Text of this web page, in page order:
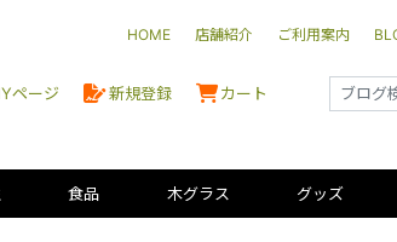
HOME 店舗紹介 ご利用案内
ページ 新規登録 カート
食品 木グラス グッズ